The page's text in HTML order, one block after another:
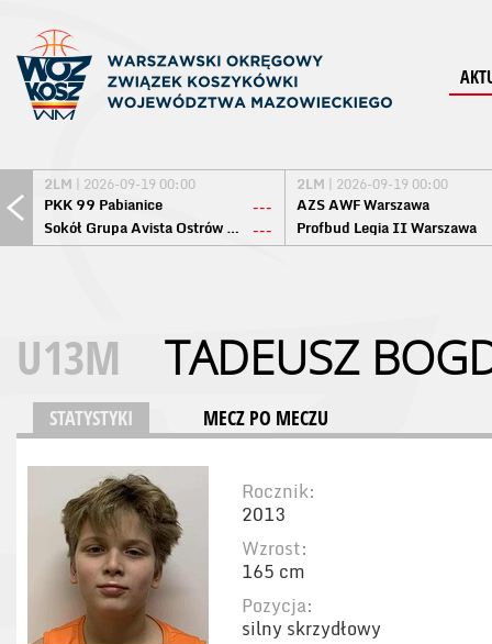
2LM | 2026-09-19 00:00
PKK 99 Pabianice
---
Sokół Grupa Avista Ostrów Maz. ---
2LM | 2026-09-19 00:00
AZS AWF Warszawa
Profbud Legia II Warszawa
U13M TADEUSZ
STATYSTYKI MECZ PO MECZU
Rocznik:
2013
Wzrost:
165 cm
Pozycja:
silny skrzydłowy